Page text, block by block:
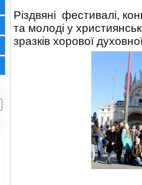
Різдвяні фестивалі,
та молоді у
зразків хорової